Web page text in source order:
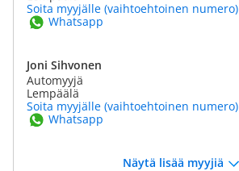
Soita myyjälle (vaihtoehtoinen numero)
Whatsapp
Joni Sihvonen
Automyyjä
Lempäälä
Soita myyjälle (vaihtoehtoinen numero)
Whatsapp
Näytä lisää myyjiä